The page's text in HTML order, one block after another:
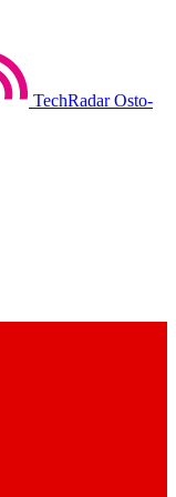
TechRadar Osto-